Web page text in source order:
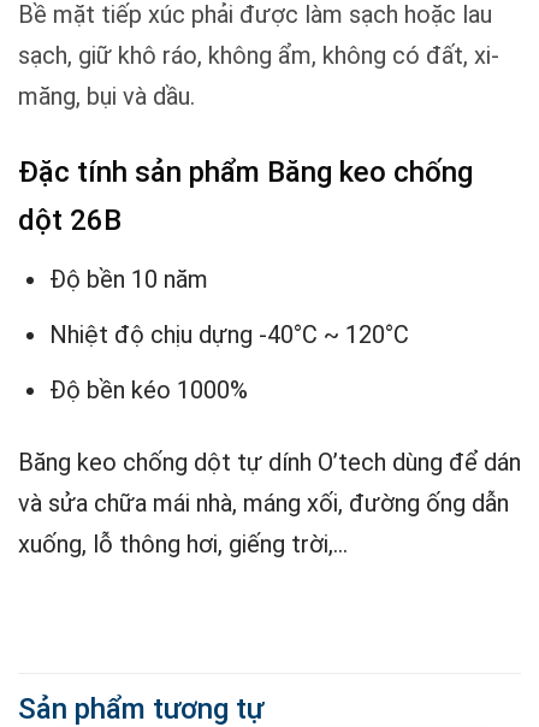
Bề mặt tiếp xúc phải được làm sạch hoặc lau
sạch, giữ khô ráo, không ẩm, không có đất, xi-
măng, bụi và dầu.
Đặc tính sản phẩm Băng keo chống
dột 26B
Độ bền 10 năm
Nhiệt độ chịu dựng -40°C ~ 120°C
Độ bền kéo 1000%
Băng keo chống dột tự dính O’tech dùng để dán
và sửa chữa mái nhà, máng xối, đường ống dẫn
xuống, lỗ thông hơi, giếng trời,…
Sản phẩm tương tự